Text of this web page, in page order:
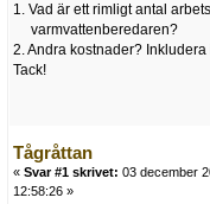
1. Vad är ett rimligt antal
varmvattenberedaren?
2. Andra kostnader?
Tack!
Tågråttan
« Svar #1 skrivet: 03 december
12:58:26 »